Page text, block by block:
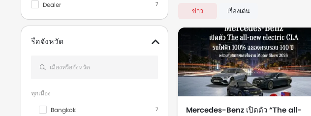
Dealer 7
รือจังหวัด
ทุกเมือง
Bangkok
7
ข่าว เรื่องเด่น
Mercedes-Benz เปิดตัว “The all-